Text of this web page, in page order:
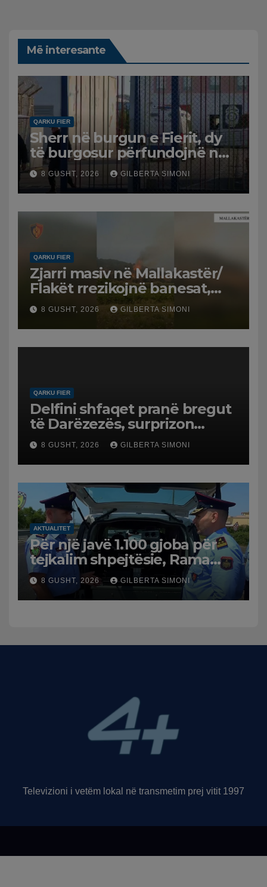
Më interesante
QARKU FIER
Sherr në burgun e Fierit, dy
të burgosur përfundojnë në
spital
8 GUSHT, 2026 GILBERTA SIMONI
QARKU FIER
Zjarri masiv në Mallakastër/
Flakët rrezikojnë banesat,
Policia evakuon disa familje
në Koilac
8 GUSHT, 2026 GILBERTA SIMONI
QARKU FIER
Delfini shfaqet pranë bregut
të Darëzezës, surprizon
pushuesit dhe banorët
8 GUSHT, 2026 GILBERTA SIMONI
AKTUALITET
Për një javë 1.100 gjoba për
tejkalim shpejtësie, Rama
publikon videon: Kamerat e
trafikut së shpejti në
funksion
8 GUSHT, 2026 GILBERTA SIMONI
Televizioni i vetëm lokal në transmetim prej vitit 1997